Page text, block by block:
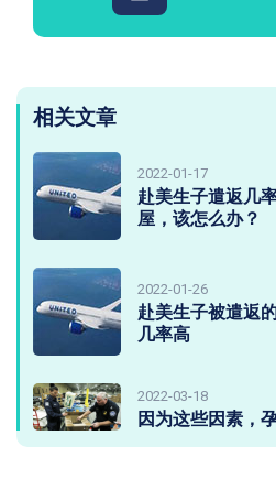
相关文章
2022-01-17
赴美生子遣返几
屋，该怎么办？
2022-01-26
赴美生子被遣返
几率高
2022-03-18
因为这些因素，